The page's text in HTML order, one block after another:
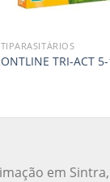
TRI-ACT
em Sintra,